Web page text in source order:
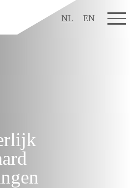
NL EN
NL EN